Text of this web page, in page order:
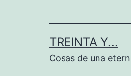
TREINTA Y...
Cosas de una